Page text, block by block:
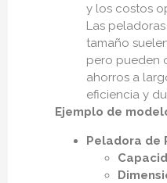
y los costos
Las
tamaño
pero pueden
ahorros a
eficiencia y
Ejemplo de
Peladora de